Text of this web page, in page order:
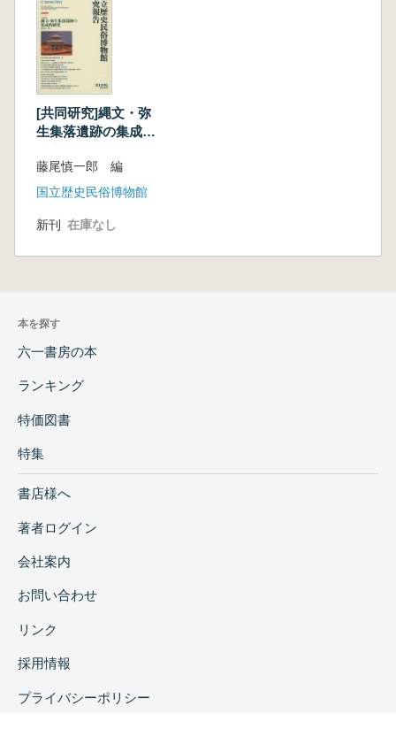
[共同研究]縄文・弥
生集落遺跡の集成的
藤尾慎一郎 編
国立歴史民俗博物館
新刊 在庫なし
本を探す
六一書房の本
ランキング
特価図書
特集
書店様へ
著者ログイン
会社案内
お問い合わせ
リンク
採用情報
プライバシーポリシー